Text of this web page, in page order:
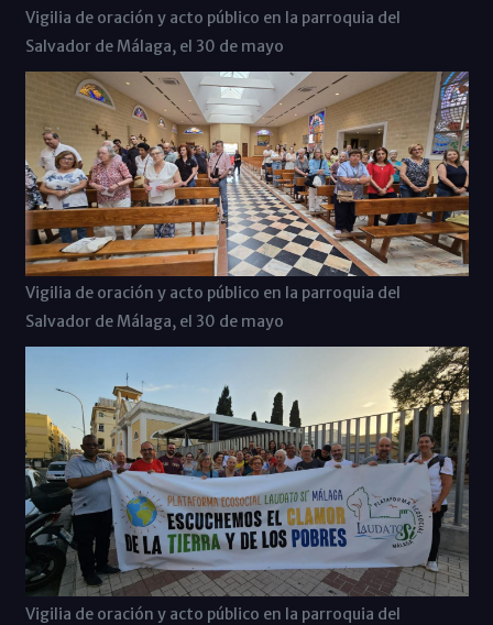
Vigilia de oración y acto público en la parroquia del
Salvador de Málaga, el 30 de mayo
Vigilia de oración y acto público en la parroquia del
Salvador de Málaga, el 30 de mayo
Vigilia de oración y acto público en la parroquia del